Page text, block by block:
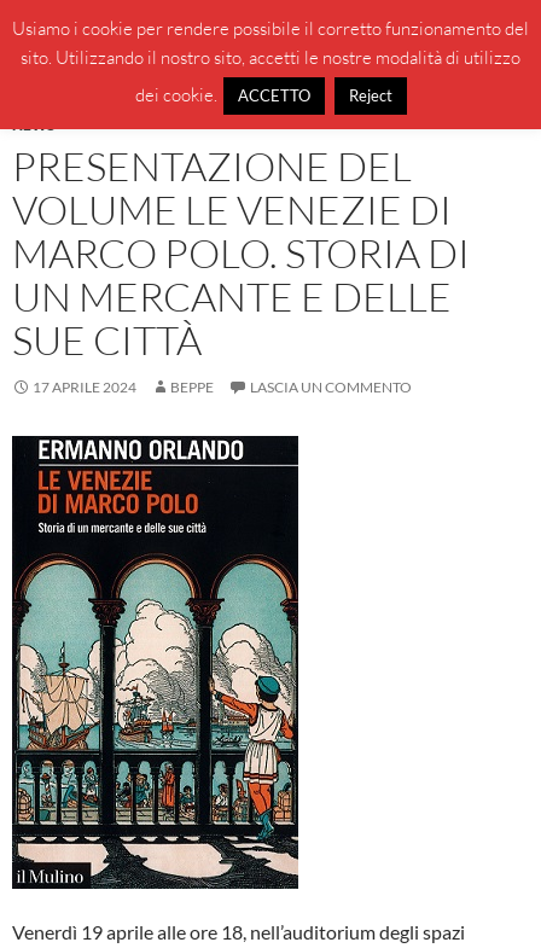
contenuto
BeppeBlog
MENU
NEWS
PRESENTAZIONE DEL
VOLUME LE VENEZIE DI
MARCO POLO. STORIA DI
UN MERCANTE E DELLE
SUE CITTÀ
17 APRILE 2024 BEPPE LASCIA UN COMMENTO
Venerdì 19 aprile alle ore 18, nell’auditorium degli spazi
Usiamo i cookie per rendere possibile il corretto funzionamento del
sito. Utilizzando il nostro sito, accetti le nostre modalità di utilizzo
dei cookie.
ACCETTO Reject